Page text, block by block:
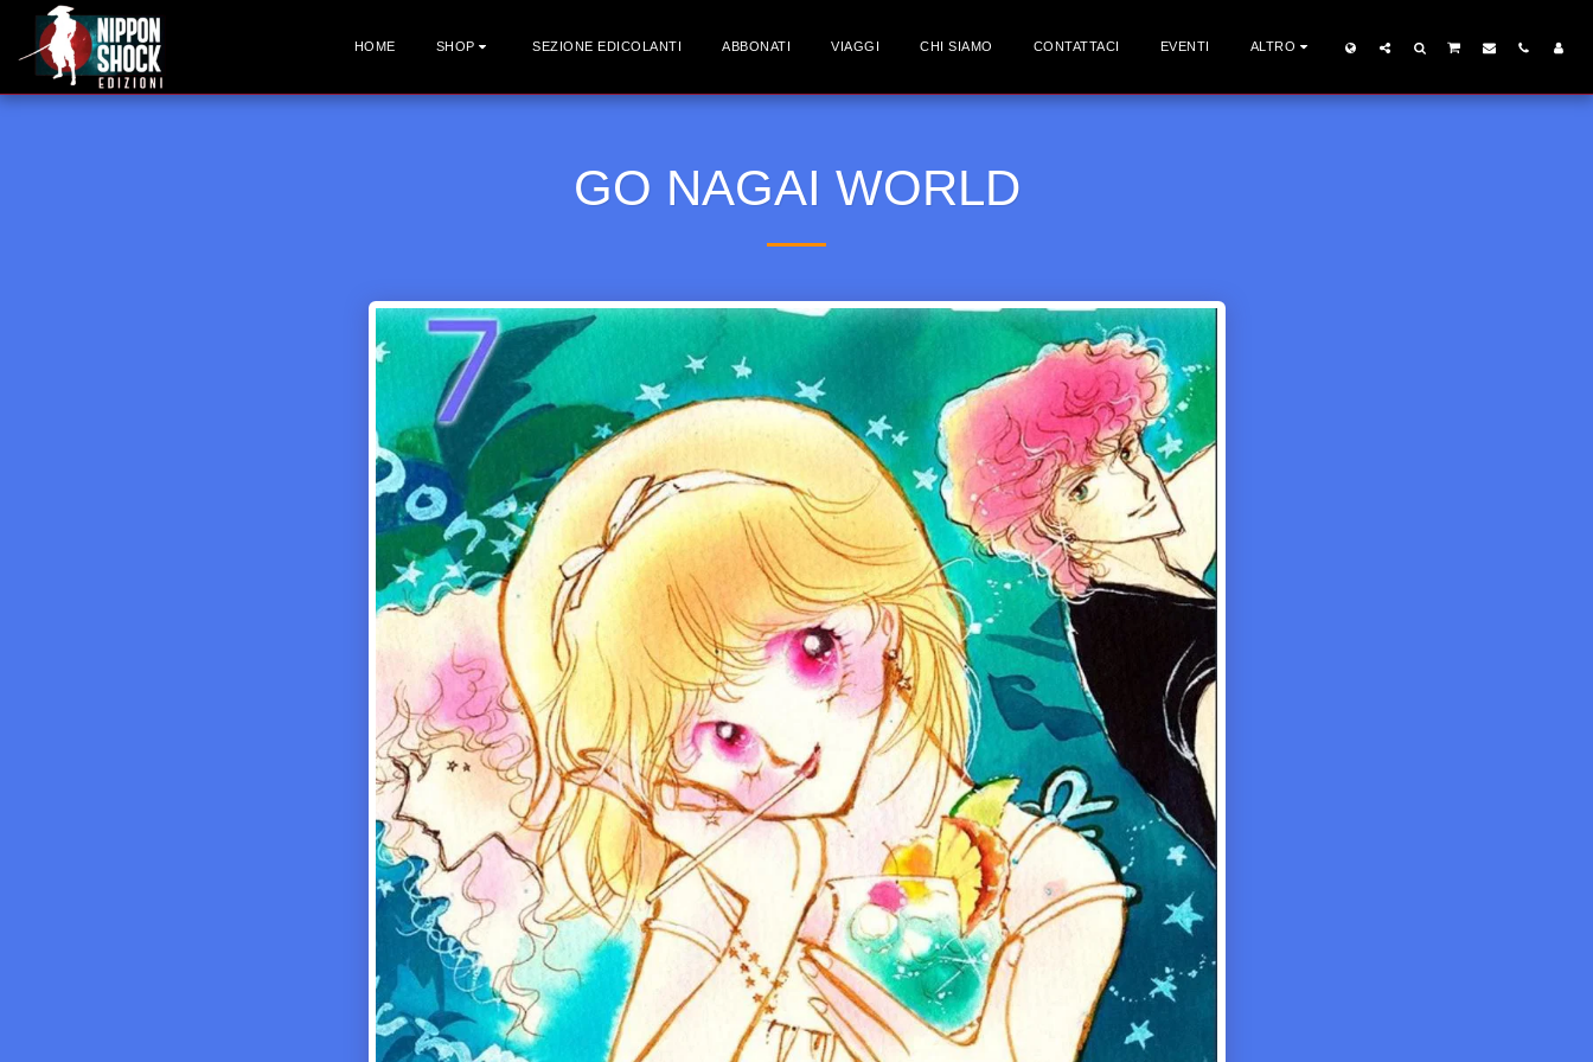
HOME SHOP SEZIONE EDICOLANTI ABBONATI VIAGGI CHI SIAMO CONTATTACI EVENTI ALTRO
GO NAGAI WORLD